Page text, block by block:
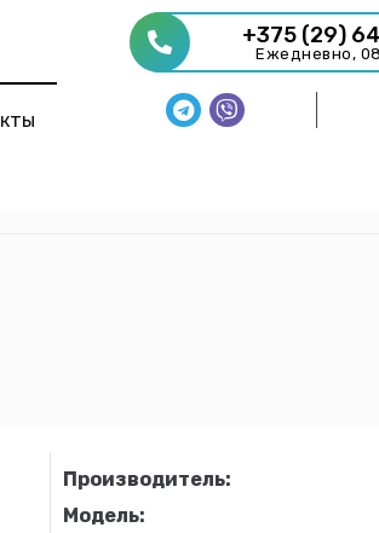
+375 (29)
Ежедневно,
Производитель:
Модель: